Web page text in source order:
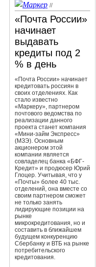
//
«Почта России»
начинает
выдавать
кредиты под 2
% в день
«Почта России» начинает
кредитовать россиян в
своих отделениях. Как
стало известно
«Маркеру», партнером
почтового ведомcтва по
реализации данного
проекта станет компания
«Мини-займ Экспресс»
(МЗЭ). Основным
акционером этой
компании является
совладелец банка «БФГ-
Кредит» и продюсер Юрий
Глоцер. Учитывая, что у
«Почты» более 40 тыс.
отделений, она вместе со
своим партнером сможет
не только занять
лидирующие позиции на
рынке
микрокредитования, но и
составить в ближайшем
будущем конкуренцию
Сбербанку и ВТБ на рынке
потребительского
кредитования.